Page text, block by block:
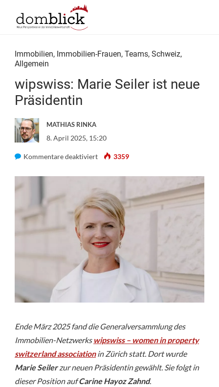
Immobilien, Immobilien-Frauen, Teams, Schweiz,
Allgemein
wipswiss: Marie Seiler ist neue
Präsidentin
MATHIAS RINKA
8. April 2025, 15:20
Kommentare deaktiviertfür
Seiler
ist
neue
Präsidentin
3359
Ende März 2025 fand die Generalversammlung des
Immobilien-Netzwerks wipswiss – women in property
switzerland associationin Zürich statt. Dort wurde
Marie Seilerzur neuen Präsidentin gewählt. Sie folgt in
dieser Position aufCarine Hayoz Zahnd.